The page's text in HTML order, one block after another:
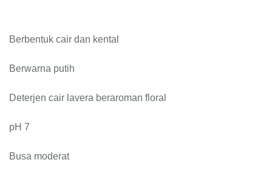
Berbentuk cair dan kental
Berwarna putih
Deterjen cair lavera beraroman floral
pH 7
Busa moderat